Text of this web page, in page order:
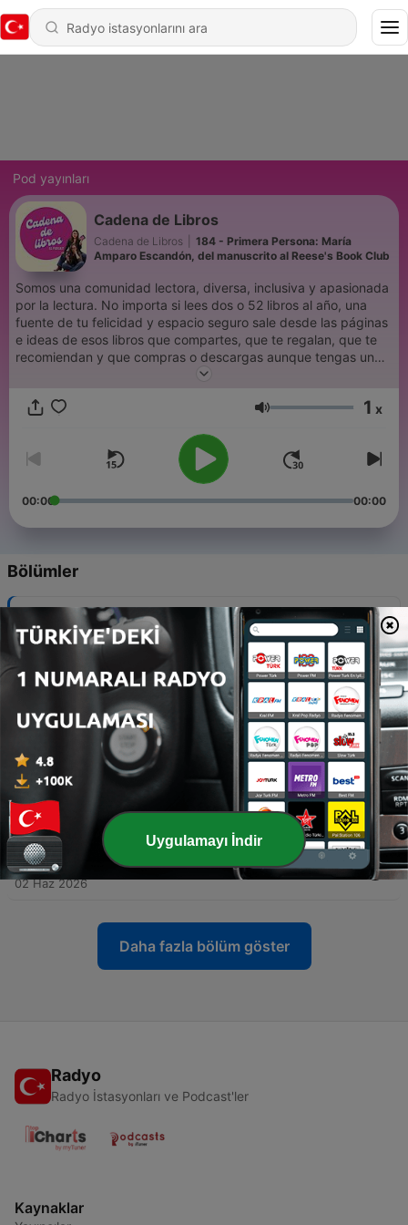
Pod yayınları
Cadena de Libros
Cadena de Libros
184 - Primera Persona: María
Amparo Escandón, del manuscrito al Reese's Book Club
Somos una comunidad lectora, diversa, inclusiva y apasionada
por la lectura. No importa si lees dos o 52 libros al año, una
fuente de tu felicidad y espacio seguro sale desde las páginas
e ideas de esos libros que compartes, que te regalan, que te
recomiendan y que compras o descargas aunque tengas un
estante lleno de libros por leer. Creado por: Mariana Salas y
Ses 1 x
00:00 00:00
Bölümler
Primera Persona: María Amparo Escandón, del
manuscrito al Reese's Book Club
05 Ağu 2026
183 - Primera Persona: Silvia Aguilar Zéleny
Primera Persona: María Agúndez
01 Tem 2026
181 - Primera Persona: Alejandra Llamas
16 Haz 2026
180 - Primera Persona: Blanca Lacasa
02 Haz 2026
Daha fazla bölüm göster
Radyo
Radyo İstasyonları ve Podcast'ler
Kaynaklar
Uygulamayı İndir